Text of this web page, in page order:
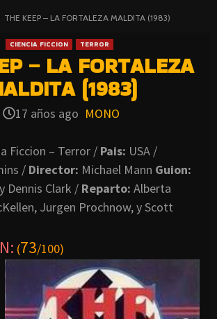
THE KEEP – LA FORTALEZA MALDITA (1983)
CIENCIA FICCION TERROR
– LA FORTALEZA
(1983)
17 años ago MONO
Ficcion – Terror / Pais: USA /
/ Director: Michael Mann Guion:
Dennis Clark / Reparto: Alberta
Jurgen Prochnow, y Scott
: (73/100)